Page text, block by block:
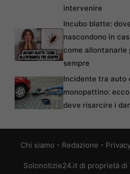
intervenire
Incubo blatte:
nascondono in
come allontanarle
sempre
Incidente tra auto
monopattino:
deve risarcire i
Chi siamo - Redazione -
Solonotizie24.it di proprietà di